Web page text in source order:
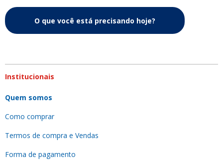
O que você está precisando hoje?
Institucionais
Quem somos
Como comprar
Termos de compra e Vendas
Forma de pagamento